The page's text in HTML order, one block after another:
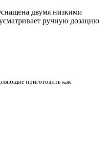
двумя низкими
ручную дозацию
приготовить как